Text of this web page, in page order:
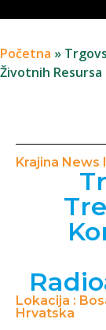
Početna »
Životnih Resursa
Krajina
Lokacija :
Hrvatska